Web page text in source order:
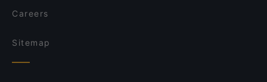
Careers
Sitemap